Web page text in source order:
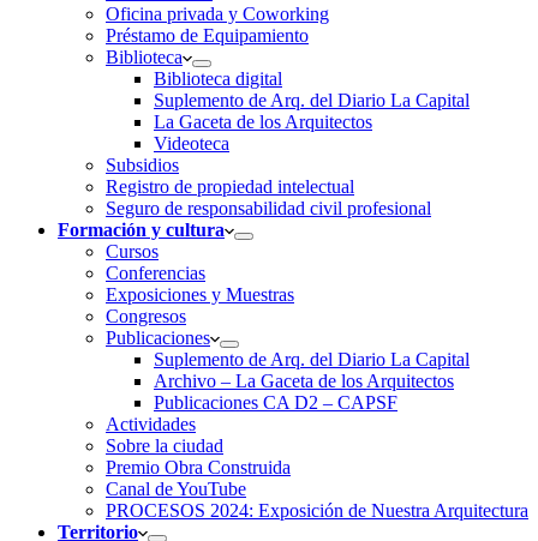
Oficina privada y Coworking
Préstamo de Equipamiento
Biblioteca
Biblioteca digital
Suplemento de Arq. del Diario La Capital
La Gaceta de los Arquitectos
Videoteca
Subsidios
Registro de propiedad intelectual
Seguro de responsabilidad civil profesional
Formación y cultura
Cursos
Conferencias
Exposiciones y Muestras
Congresos
Publicaciones
Suplemento de Arq. del Diario La Capital
Archivo – La Gaceta de los Arquitectos
Publicaciones CA D2 – CAPSF
Actividades
Sobre la ciudad
Premio Obra Construida
Canal de YouTube
PROCESOS 2024: Exposición de Nuestra Arquitectura
Territorio